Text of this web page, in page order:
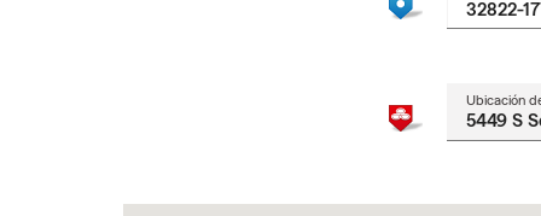
Ubicación